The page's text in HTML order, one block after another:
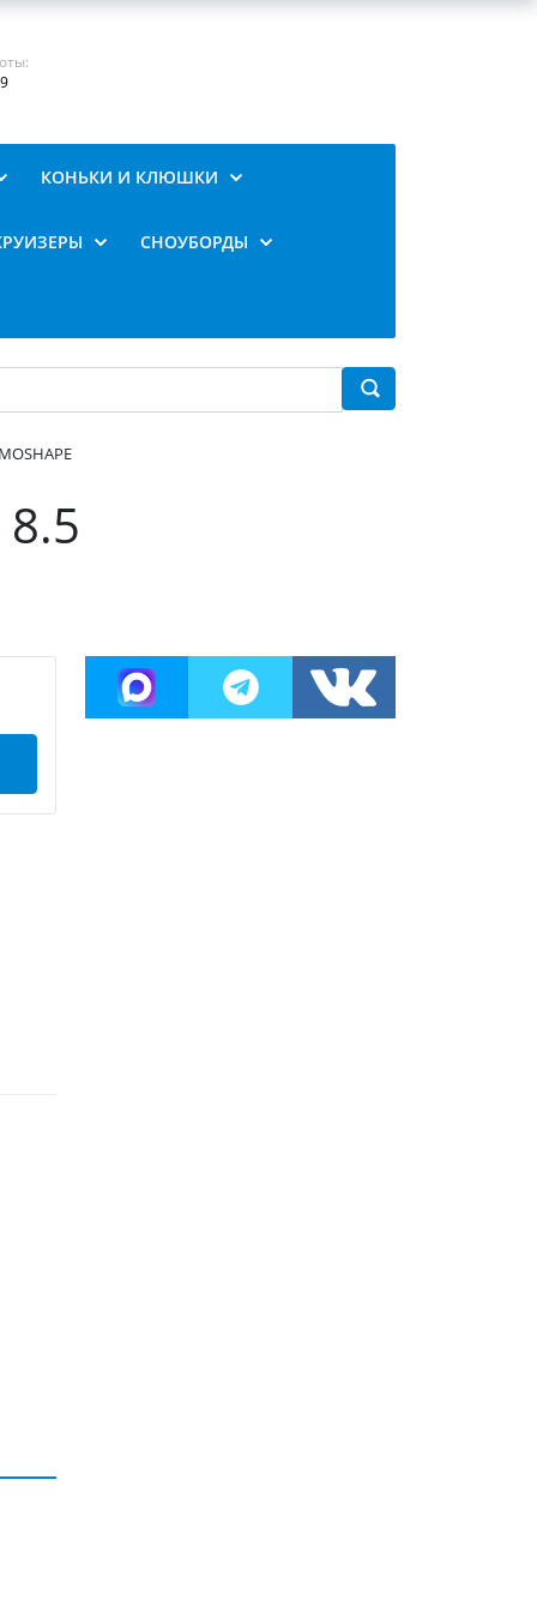
КОНЬКИ И КЛЮШКИ
СНОУБОРДЫ